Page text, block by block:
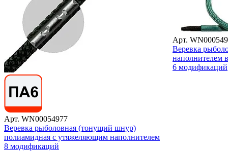
Арт. WN00054977
Веревка рыболовная (тонущий шнур)
полиамидная с утяжеляющим наполнителем
8 модификаций
Арт.
Веревка
наполнителем
6 модификаций